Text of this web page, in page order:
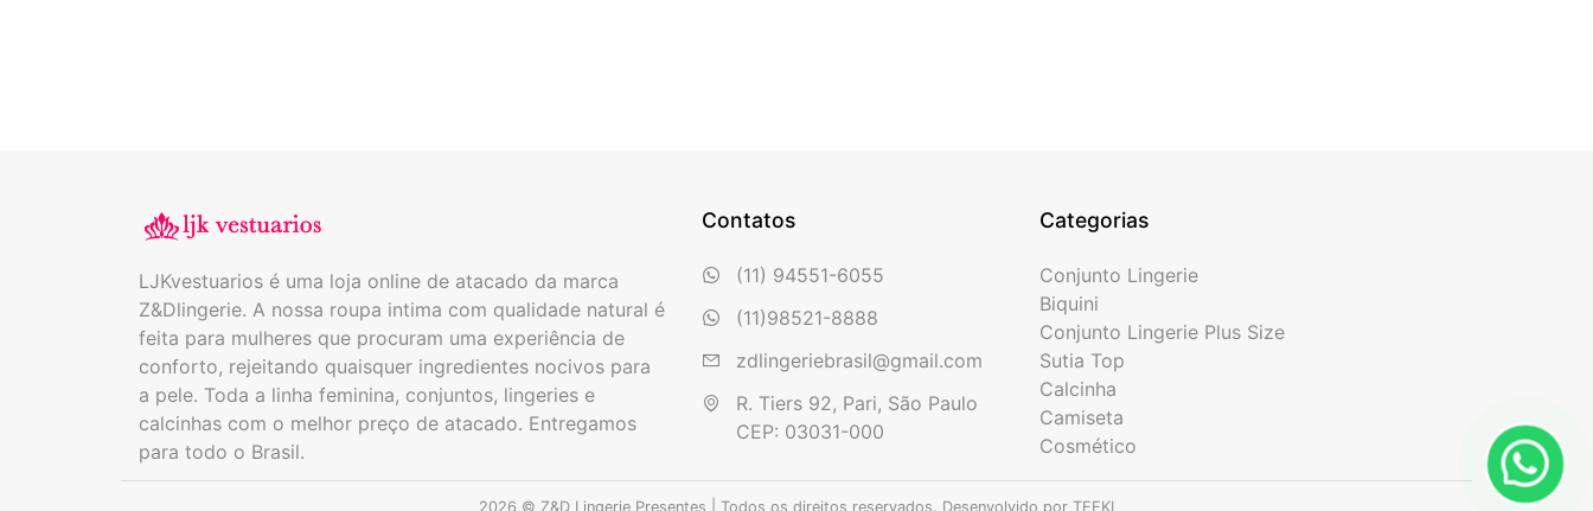
LJKvestuarios é uma loja online de atacado da marca
Z&Dlingerie. A nossa roupa intima com qualidade natural é
feita para mulheres que procuram uma experiência de
conforto, rejeitando quaisquer ingredientes nocivos para
a pele. Toda a linha feminina, conjuntos, lingeries e
calcinhas com o melhor preço de atacado. Entregamos
para todo o Brasil.
Contatos
(11) 94551-6055
(11)98521-8888
zdlingeriebrasil@gmail.com
R. Tiers 92, Pari, São Paulo
CEP: 03031-000
Categorias
Conjunto Lingerie
Biquini
Conjunto Lingerie Plus Size
Sutia Top
Calcinha
Camiseta
Cosmético
2026 © Z&D Lingerie Presentes | Todos os direitos reservados. Desenvolvido por TEEKI